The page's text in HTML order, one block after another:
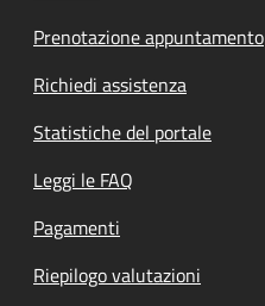
Prenotazione appuntamento
Richiedi assistenza
Statistiche del portale
Leggi le FAQ
Pagamenti
Riepilogo valutazioni